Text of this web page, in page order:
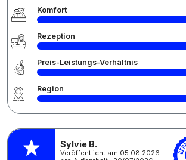
Komfort
Rezeption
Preis-Leistungs-Verhältnis
Region
Sylvie B.
Veröffentlicht am 05.08.2026